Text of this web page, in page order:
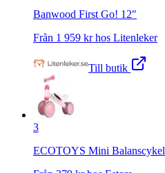
Banwood First Go! 12"
Från 1 959 kr hos Litenleker
Till butik
3
ECOTOYS Mini Balanscykel